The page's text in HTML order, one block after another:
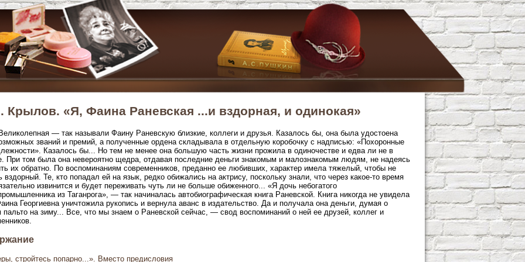
«Я, Фаина Раневская ...и вздорная, и одинокая»
— так называли Фаину Раневскую близкие, коллеги и друзья. Казалось бы, она была удостоена
званий и премий, а полученные ордена складывала в отдельную коробочку с надписью: «Похоронные
Казалось бы... Но тем не менее она большую часть жизни прожила в одиночестве и едва ли не в
При том была она невероятно щедра, отдавая последние деньги знакомым и малознакомым людям, не надеясь
их обратно. По воспоминаниям современников, преданно ее любивших, характер имела тяжелый, чтобы не
вздорный. Те, кто попадал ей на язык, редко обижались на актрису, поскольку знали, что через какое-то время
извинится и будет переживать чуть ли не больше обиженного... «Я дочь небогатого
из Таганрога», — так начиналась автобиографическая книга Раневской. Книга никогда не увидела
Георгиевна уничтожила рукопись и вернула аванс в издательство. Да и получала она деньги, думая о
пальто на зиму... Все, что мы знаем о Раневской сейчас, — свод воспоминаний о ней ее друзей, коллег и
стройтесь попарно...». Вместо предисловия